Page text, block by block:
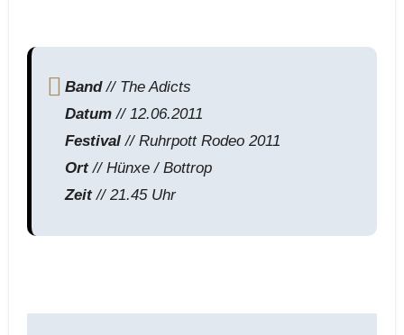
Band// The Adicts
Datum// 12.06.2011
Festival// Ruhrpott Rodeo 2011
Ort// Hünxe / Bottrop
Zeit// 21.45 Uhr